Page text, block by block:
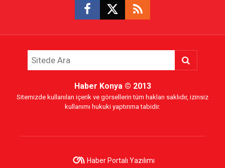
Haber Konya© 2013
Sitemizde kullanılan içerik ve görsellerin tüm hakları saklıdır, izinsiz
kullanımı hukuki yaptırıma tabidir.
Haber Portalı Yazılımı